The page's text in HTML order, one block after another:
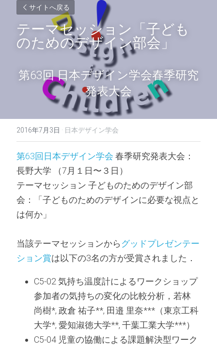
サイトへ戻る
テーマセッション「子ども
のためのデザイン部会」
第63回 日本デザイン学会春季研究
発表大会
2016年7月3日 · 日本デザイン学会
第63回日本デザイン学会 春季研究発表大会：
長野大学 （7月１日〜３日）
テーマセッション 子どものためのデザイン部
会：「子どものためのデザインに必要な視点と
は何か」
当該テーマセッションから グッドプレゼンテー
ション賞は以下の3名の方が受賞されました．
C5-02 気持ち温度計によるワークショップ
参加者の気持ちの変化の比較分析，若林
尚樹*, 政倉 祐子**, 田邉 里奈***（東京工科
大学*, 愛知淑徳大学**, 千葉工業大学***）
C5-04 児童の協働による課題解決型ワーク